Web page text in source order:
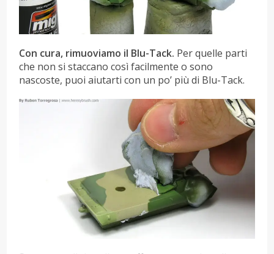
Con cura, rimuoviamo il Blu-Tack. Per quelle parti
che non si staccano così facilmente o sono
nascoste, puoi aiutarti con un po’ più di Blu-Tack.